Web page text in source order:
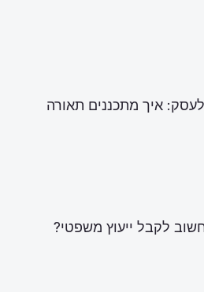
איך מתכננים תאורה
לקבל ייעוץ משפטי?